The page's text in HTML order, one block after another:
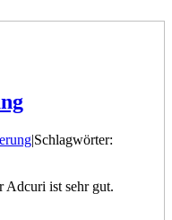
|Schlagwörter:
Adcuri ist sehr gut.